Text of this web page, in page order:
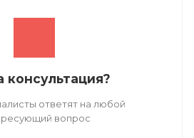
консультация?
ответят на любой
вопрос